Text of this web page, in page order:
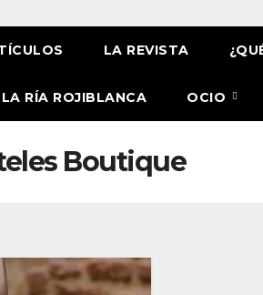
LA REVISTA
LA RÍA ROJIBLANCA OCIO
Boutique